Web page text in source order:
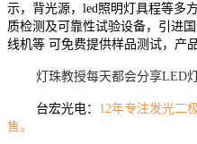
示，背光源，led照明灯具程等多
质检测及可靠性试验设备，引进
线机等 可 免费提供样品测试，产
灯珠教授每天都会分享LED
台宏光电： 12年专注发光二
售。